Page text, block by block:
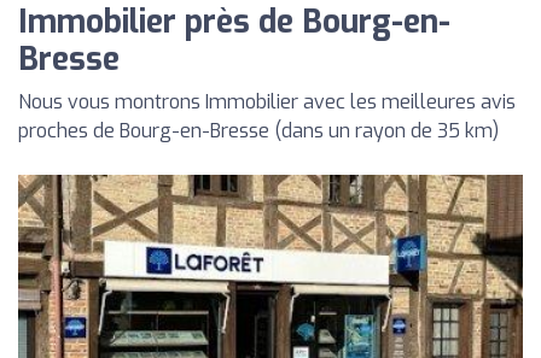
Immobilier près de Bourg-en-
Bresse
Nous vous montrons Immobilier avec les meilleures avis
proches de Bourg-en-Bresse (dans un rayon de 35 km)